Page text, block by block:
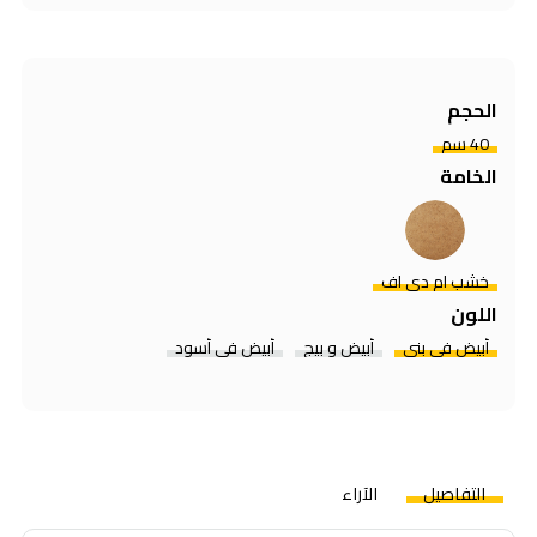
الحجم
40 سم
الخامة
خشب ام دي اف
اللون
أبيض في بني أبيض و بيج أبيض في أسود
التفاصيل الآراء